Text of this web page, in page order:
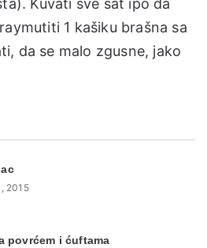
Kuvati sve sat ipo da
1 kašiku brašna sa
da se malo zgusne, jako
2015
povrćem i ćuftama